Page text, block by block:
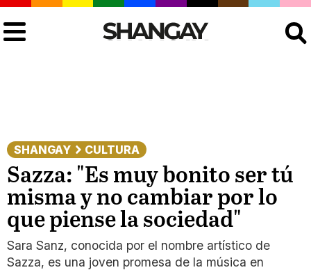
SHANGAY CULTURA
Sazza: "Es muy bonito ser tú
misma y no cambiar por lo
que piense la sociedad"
Sara Sanz, conocida por el nombre artístico de
Sazza, es una joven promesa de la música en